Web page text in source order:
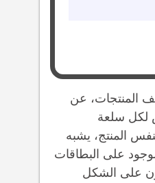
المنتجات، عن
لكل سلعة
المنتج، يشبه
على البطاقات
على الشكل